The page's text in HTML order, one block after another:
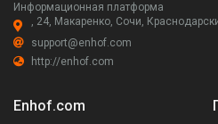
Информационная платформа
, 24, Макаренко, Сочи,
support@enhof.com
http://enhof.com
Enhof.com